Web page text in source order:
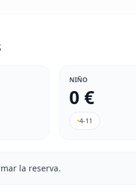
NIÑO
0 €
•4-11
la reserva.